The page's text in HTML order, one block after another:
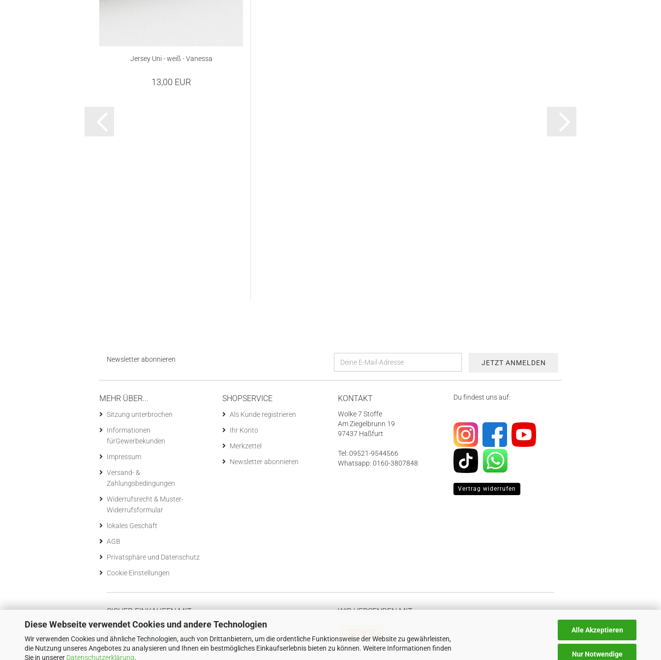
Diese Webseite verwendet Cookies und andere Technologien
Wir verwenden Cookies und ähnliche Technologien, auch von Drittanbietern, um die ordentliche Funktionsweise der Website zu gewährleisten,
die Nutzung unseres Angebotes zu analysieren und Ihnen ein bestmögliches Einkaufserlebnis bieten zu können. Weitere Informationen finden
Sie in unserer Datenschutzerklärung.
Alle Akzeptieren
Nur Notwendige
Jersey Uni - weiß - Vanessa
13,00 EUR
Newsletter abonnieren
MEHR ÜBER...
Sitzung unterbrochen
Informationen
fürGewerbekunden
Impressum
Versand- &
Zahlungsbedingungen
Widerrufsrecht & Muster-
Widerrufsformular
lokales Geschäft
AGB
Privatsphäre und Datenschutz
Cookie Einstellungen
SHOPSERVICE
Als Kunde registrieren
Ihr Konto
Merkzettel
Newsletter abonnieren
KONTAKT
Wolke 7 Stoffe
Am Ziegelbrunn 19
97437 Haßfurt
Tel: 09521-9544566
Whatsapp: 0160-3807848
Du findest uns auf:
Vertrag widerrufen
SICHER EINKAUFEN MIT WIR VERSENDEN MIT